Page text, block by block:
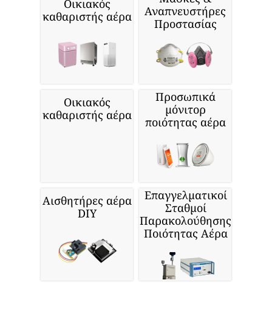
Οικιακός
καθαριστής αέρα
Αναπνευστήρες
Προστασίας
Οικιακός
καθαριστής αέρα
Προσωπικά
μόνιτορ
ποιότητας αέρα
Αισθητήρες αέρα
DIY
Επαγγελματικοί
Σταθμοί
Παρακολούθησης
Ποιότητας Αέρα